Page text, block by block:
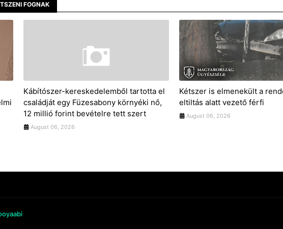
FOGNAK
Kábítószer-kereskedelemből tartotta el
családját egy Füzesabony környéki nő,
12 millió forint bevételre tett szert
August 06, 2026
Kétszer is elmenekült a
eltiltás alatt vezető férfi
August 06, 2026